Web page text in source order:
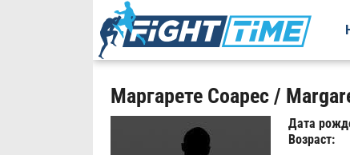
Маргарете Соарес /
Дата
Возраст: